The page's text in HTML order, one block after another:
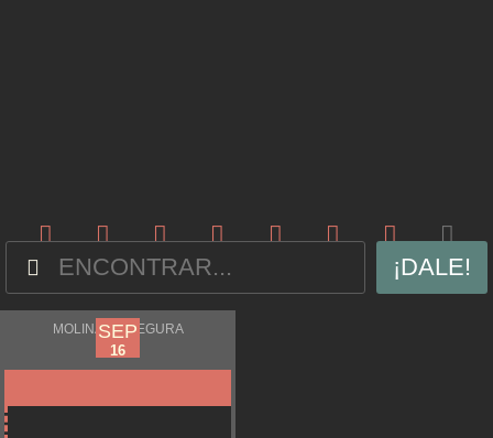
¡DALE!
MOLINA DE SEGURA
SEP
15
SEP
16